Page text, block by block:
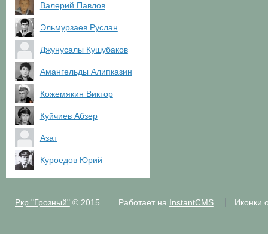
Валерий Павлов
Эльмурзаев Руслан
Джунусалы Кушубаков
Амангельды Алипказин
Кожемякин Виктор
Куйчиев Абзер
Азат
Куроедов Юрий
Ркр "Грозный"© 2015 Работает на InstantCMS Иконки